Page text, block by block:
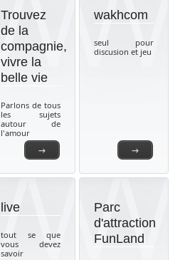
→
Trouvez
de la
compagnie,
vivre la
belle vie
Parlons de tous
les sujets
autour de
l'amour
→
wakhcom
seul pour
discusion et jeu
live
tout se que
vous devez
savoir
Parc
d'attraction
FunLand